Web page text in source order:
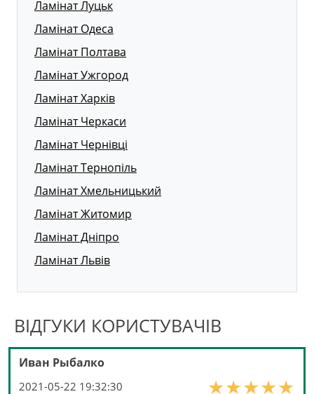
Ламінат Луцьк
Ламінат Одеса
Ламінат Полтава
Ламінат Ужгород
Ламінат Харків
Ламінат Черкаси
Ламінат Чернівці
Ламінат Тернопіль
Ламінат Хмельницький
Ламінат Житомир
Ламінат Дніпро
Ламінат Львів
ВІДГУКИ КОРИСТУВАЧІВ
Иван Рыбалко
2021-05-22 19:32:30